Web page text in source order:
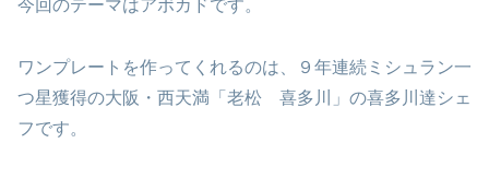
今回のテーマはアボカドです。
ワンプレートを作ってくれるのは、９年連続ミシュラン一
つ星獲得の大阪・西天満「老松 喜多川」の喜多川達シェ
フです。